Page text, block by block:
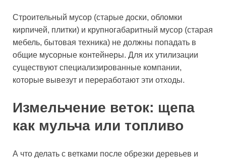
Строительный мусор (старые доски, обломки
кирпичей, плитки) и крупногабаритный мусор (старая
мебель, бытовая техника) не должны попадать в
общие мусорные контейнеры. Для их утилизации
существуют специализированные компании,
которые вывезут и переработают эти отходы.
Измельчение веток: щепа
как мульча или топливо
А что делать с ветками после обрезки деревьев и